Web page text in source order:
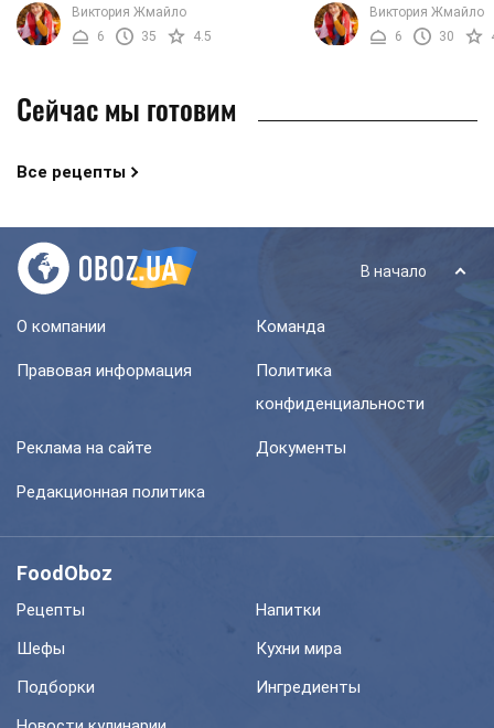
мы сегодня и займемся - правильным
...
Виктория Жмайло
6
35 4.5
после приготовления
же нежным и ...
Виктория Жмайло
6
30
Сейчас мы готовим
Все рецепты
В начало
О компании Команда
Правовая информация
Политика
конфиденциальности
Реклама на сайте Документы
Редакционная политика
FoodOboz
Рецепты
Напитки
Шефы
Кухни мира
Подборки
Ингредиенты